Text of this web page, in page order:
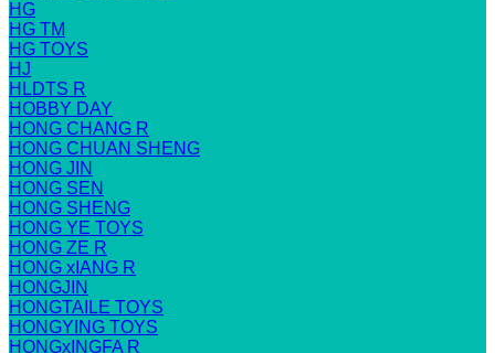
HG
HG TM
HG TOYS
HJ
HLDTS R
HOBBY DAY
HONG CHANG R
HONG CHUAN SHENG
HONG JIN
HONG SEN
HONG SHENG
HONG YE TOYS
HONG ZE R
HONG xIANG R
HONGJIN
HONGTAILE TOYS
HONGYING TOYS
HONGxINGFA R